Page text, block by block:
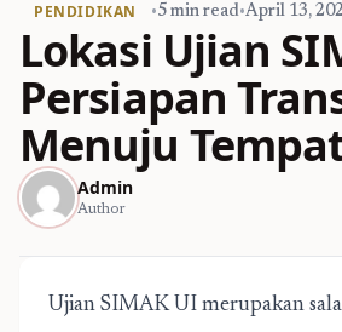
PENDIDIKAN •5 min read•April 13,
Lokasi Ujian
Persiapan
Menuju
Admin
Author
Ujian SIMAK UI merupakan